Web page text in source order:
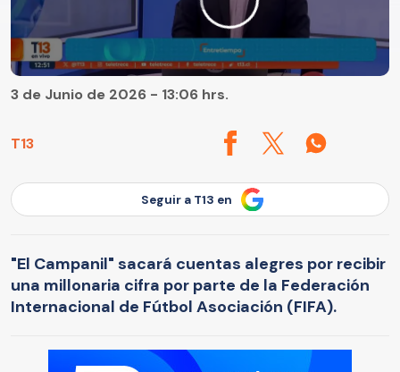
T13
3 de Junio de 2026 - 13:06 hrs.
Seguir a T13 en
"El Campanil" sacará cuentas alegres por recibir
una millonaria cifra por parte de la Federación
Internacional de Fútbol Asociación (FIFA).